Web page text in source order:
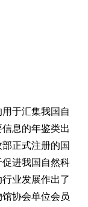
于汇集我国自
息的年鉴类出
正式注册的国
进我国自然科
业发展作出了
协会单位会员